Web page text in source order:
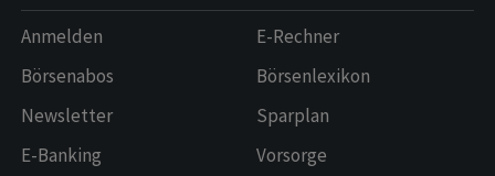
Anmelden
Börsenabos
Newsletter
E-Banking
E-Rechner
Börsenlexikon
Sparplan
Vorsorge